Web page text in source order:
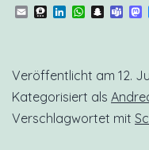
EmailThreema
LinkedIn
WhatsApp
Veröffentlicht am 12.
Kategorisiert als
Verschlagwortet mit